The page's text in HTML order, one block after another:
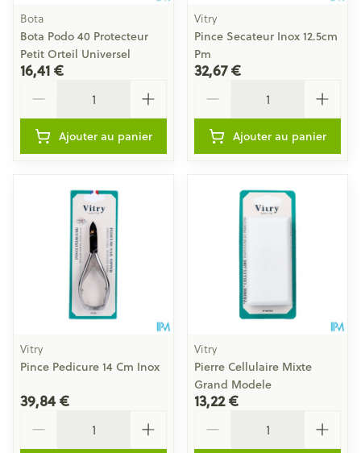
Bota
Bota Podo 40 Protecteur
Petit Orteil Universel
16,41 €
Ajouter au panier
Vitry
Pince Secateur Inox 12.5cm
Pm
32,67 €
Ajouter au panier
Vitry
Pince Pedicure 14 Cm Inox
39,84 €
Vitry
Pierre Cellulaire Mixte
Grand Modele
13,22 €